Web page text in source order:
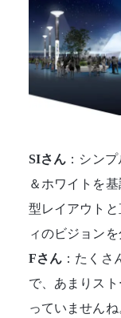
SIさん ：シン
＆ホワイトを
型レイアウト
ィのビジョン
Fさん ：たくさ
で、あまりス
っていません